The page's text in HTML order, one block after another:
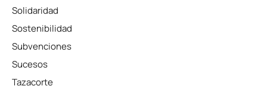
Solidaridad
Sostenibilidad
Subvenciones
Sucesos
Tazacorte